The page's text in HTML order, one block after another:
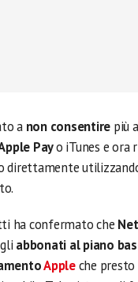
a non consentire più
Payo iTunes e ora
direttamente
ha confermato che
abbonati al piano
Appleche